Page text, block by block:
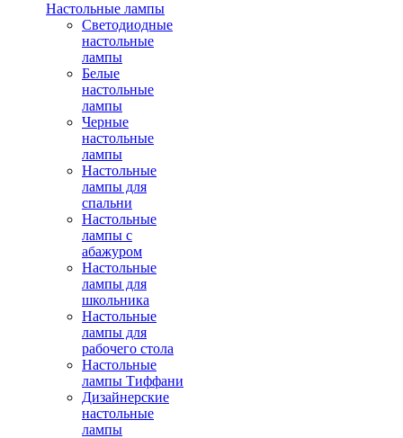
Настольные лампы
Светодиодные
настольные
лампы
Белые
настольные
лампы
Черные
настольные
лампы
Настольные
лампы для
спальни
Настольные
лампы с
абажуром
Настольные
лампы для
школьника
Настольные
лампы для
рабочего стола
Настольные
лампы Тиффани
Дизайнерские
настольные
лампы